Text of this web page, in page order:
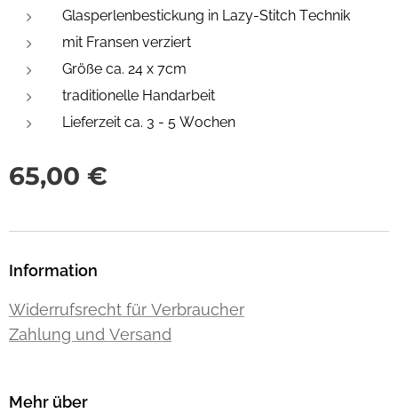
Glasperlenbestickung in Lazy-Stitch Technik
mit Fransen verziert
Größe ca. 24 x 7cm
traditionelle Handarbeit
Lieferzeit ca. 3 - 5 Wochen
65,00 €
Information
Widerrufsrecht für Verbraucher
Zahlung und Versand
Mehr über